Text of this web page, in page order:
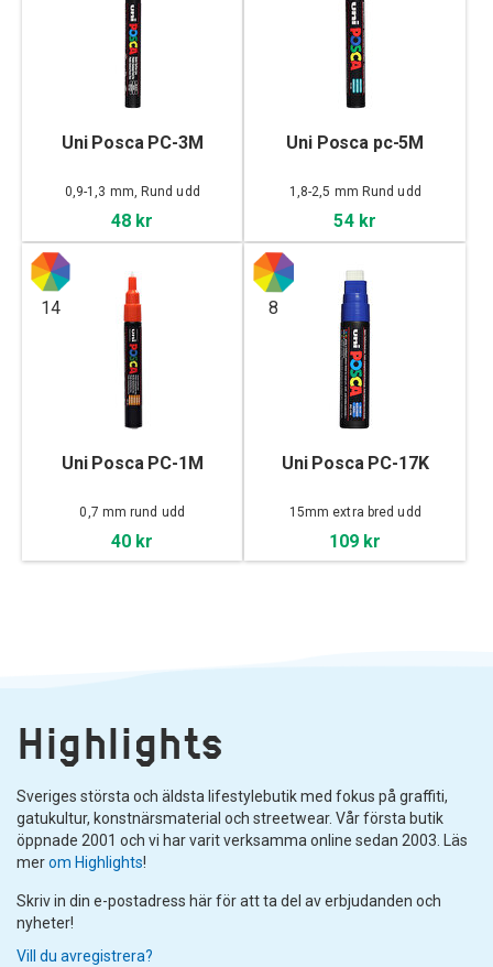
Uni Posca PC-3M
0,9-1,3 mm, Rund udd
48 kr
Uni Posca pc-5M
1,8-2,5 mm Rund udd
54 kr
14
Uni Posca PC-1M
0,7 mm rund udd
40 kr
8
Uni Posca PC-17K
15mm extra bred udd
109 kr
Highlights
Sveriges största och äldsta lifestylebutik med fokus på graffiti,
gatukultur, konstnärsmaterial och streetwear. Vår första butik
öppnade 2001 och vi har varit verksamma online sedan 2003. Läs
merom Highlights!
Skriv in din e-postadress här för att ta del av erbjudanden och
nyheter!
Vill du avregistrera?